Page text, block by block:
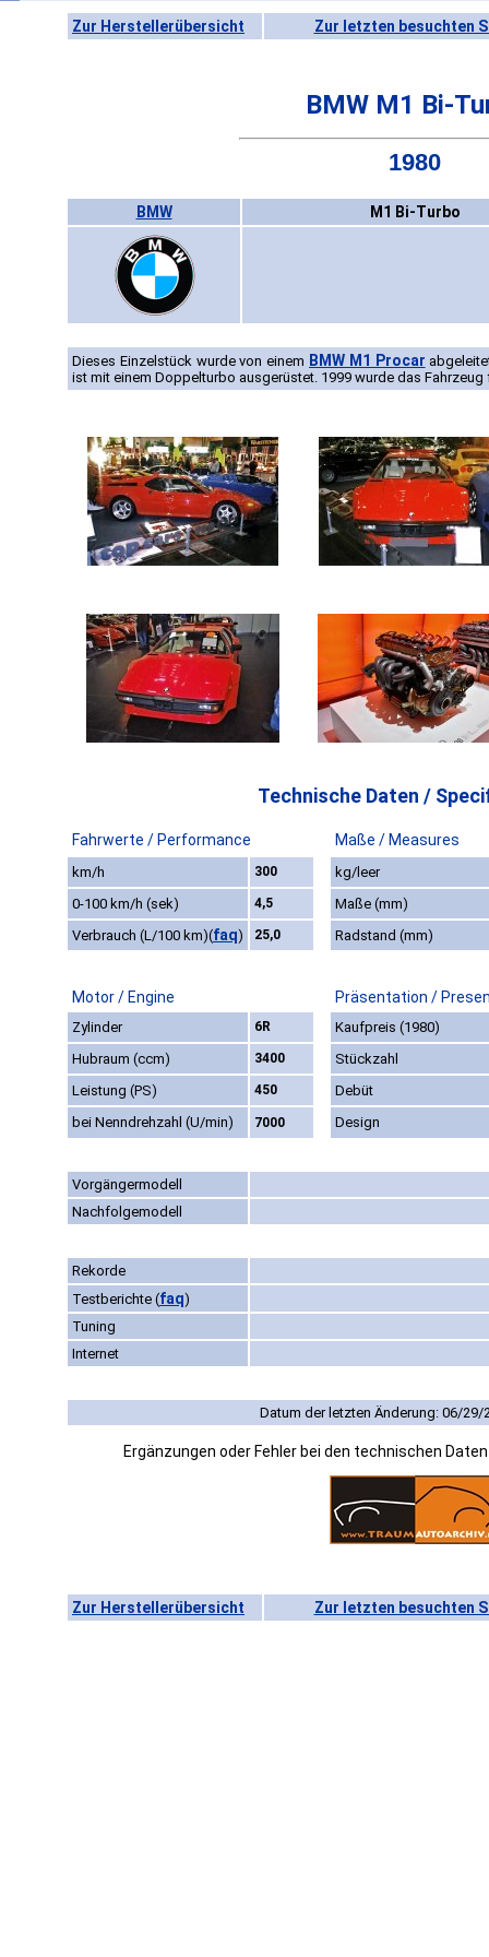
Zur Herstellerübersicht Zur letzten besuchten
BMW M1 Bi-
1980
BMW M1 Bi-Turbo
Dieses Einzelstück wurde von einem BMW M1 Procar
ist mit einem Doppelturbo ausgerüstet. 1999 wurde das Fahrzeug
Technische Daten /
Fahrwerte / Performance Maße / Measures
km/h 300
kg/leer
0-100 km/h (sek)
4,5
Maße (mm)
Verbrauch (L/100 km)(faq) 25,0 Radstand (mm)
Motor / Engine Präsentation /
Zylinder 6R
Kaufpreis (1980)
Hubraum (ccm)
3400
Stückzahl
Leistung (PS)
450
Debüt
bei Nenndrehzahl (U/min)
7000 Design
Vorgängermodell
Nachfolgemodell
Rekorde
Testberichte (faq)
Tuning
Internet
Datum der letzten Änderung: 06/29/
Ergänzungen oder Fehler bei den technischen
Zur Herstellerübersicht Zur letzten besuchten